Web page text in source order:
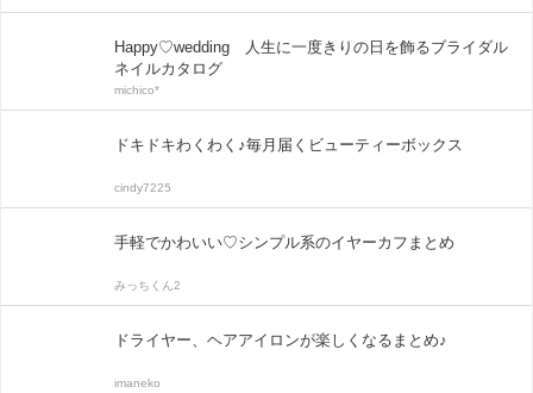
Happy♡wedding 人生に一度きりの日を飾るブライダル
ネイルカタログ
michico*
ドキドキわくわく♪毎月届くビューティーボックス
cindy7225
手軽でかわいい♡シンプル系のイヤーカフまとめ
みっちくん2
ドライヤー、ヘアアイロンが楽しくなるまとめ♪
imaneko